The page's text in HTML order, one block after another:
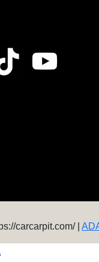
carcarpit.com/ |